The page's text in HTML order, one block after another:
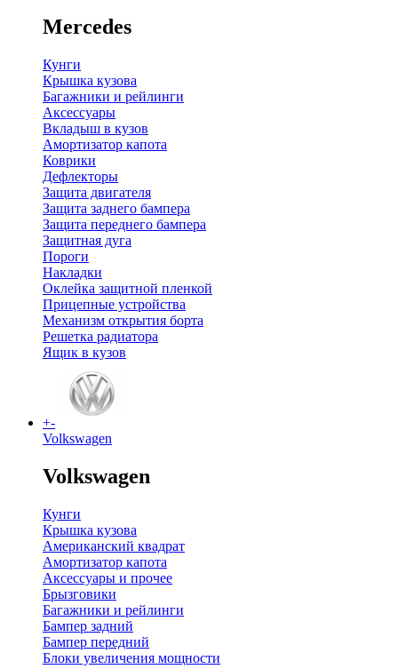
Mercedes
Кунги
Крышка кузова
Багажники и рейлинги
Аксессуары
Вкладыш в кузов
Амортизатор капота
Коврики
Дефлекторы
Защита двигателя
Защита заднего бампера
Защита переднего бампера
Защитная дуга
Пороги
Накладки
Оклейка защитной пленкой
Прицепные устройства
Механизм открытия борта
Решетка радиатора
Ящик в кузов
+-
Volkswagen
Volkswagen
Кунги
Крышка кузова
Американский квадрат
Амортизатор капота
Аксессуары и прочее
Брызговики
Багажники и рейлинги
Бампер задний
Бампер передний
Блоки увеличения мощности